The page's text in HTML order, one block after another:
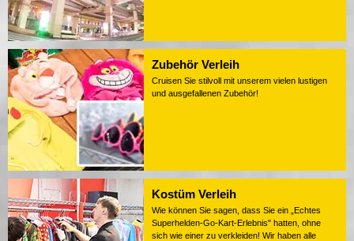
Zubehör Verleih
Cruisen Sie stilvoll mit unserem vielen lustigen
und ausgefallenen Zubehör!
Kostüm Verleih
Wie können Sie sagen, dass Sie ein „Echtes
Superhelden-Go-Kart-Erlebnis" hatten, ohne
sich wie einer zu verkleiden! Wir haben alle